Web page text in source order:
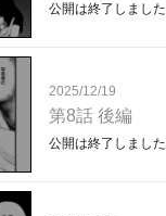
公開は終了しました
2025/12/19
第8話 後編
公開は終了しました